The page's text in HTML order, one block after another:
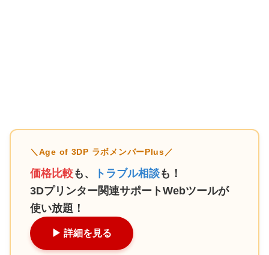
＼Age of 3DP ラボメンバーPlus／
価格比較も、 トラブル相談も！
3Dプリンター関連サポートWebツールが
使い放題！
▶︎ 詳細を見る